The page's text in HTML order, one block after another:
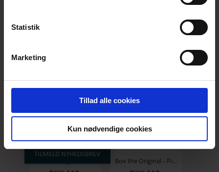
Statistik
Marketing
Tillad alle cookies
Kun nødvendige cookies
Box the Original - Pineapple/coconut - Stor
TILMELD NYHEDSBREV